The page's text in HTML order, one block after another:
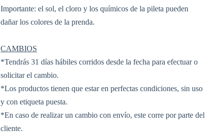
Importante: el sol, el cloro y los químicos de la pileta pueden
dañar los colores de la prenda.
CAMBIOS
*Tendrás 31 días hábiles corridos desde la fecha para efectuar o
solicitar el cambio.
*Los productos tienen que estar en perfectas condiciones, sin uso
y con etiqueta puesta.
*En caso de realizar un cambio con envío, este corre por parte del
cliente.